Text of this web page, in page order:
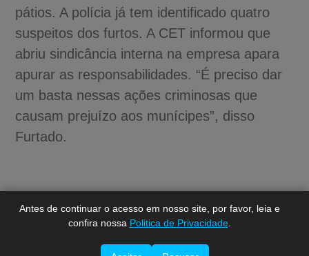
Antes de continuar o acesso em nosso site, por favor, leia e
confira nossa Politica de Privacidade.
pátios. A polícia já tem identificado quatro
suspeitos dos furtos. A CET informou que
abriu sindicância interna na empresa apara
apurar as responsabilidades. “É preciso dar
um basta nessas ações criminosas que
causam prejuízo aos munícipes”, disso
Furtado.